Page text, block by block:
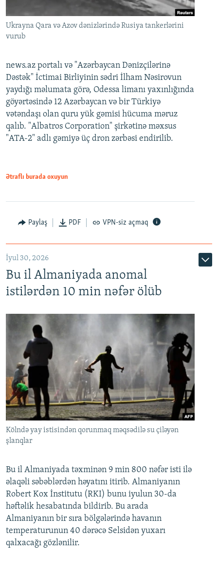
Ukrayna Qara və Azov dənizlərində Rusiya tankerlərini
vurub
news.az portalı və "Azərbaycan Dənizçilərinə
Dəstək" İctimai Birliyinin sədri İlham Nəsirovun
yaydığı məlumata görə, Odessa limanı yaxınlığında
göyərtəsində 12 Azərbaycan və bir Türkiyə
vətəndaşı olan quru yük gəmisi hücuma məruz
qalıb. "Albatros Corporation" şirkətinə məxsus
"ATA-2" adlı gəmiyə üç dron zərbəsi endirilib.
Ətraflı burada oxuyun
Paylaş PDF VPN-siz açmaq
İyul 30, 2026
Bu il Almaniyada anomal
istilərdən 10 min nəfər ölüb
Kölndə yay istisindən qorunmaq məqsədilə su çiləyən
şlanqlar
Bu il Almaniyada təxminən 9 min 800 nəfər isti ilə
əlaqəli səbəblərdən həyatını itirib. Almaniyanın
Robert Kox İnstitutu (RKI) bunu iyulun 30-da
həftəlik hesabatında bildirib. Bu arada
Almaniyanın bir sıra bölgələrində havanın
temperaturunun 40 dərəcə Selsidən yuxarı
qalxacağı gözlənilir.